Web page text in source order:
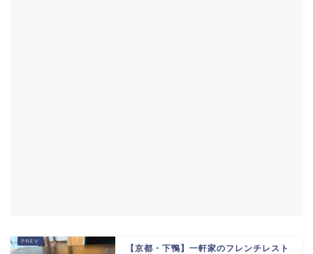
【京都・下鴨】一軒家のフレンチレスト